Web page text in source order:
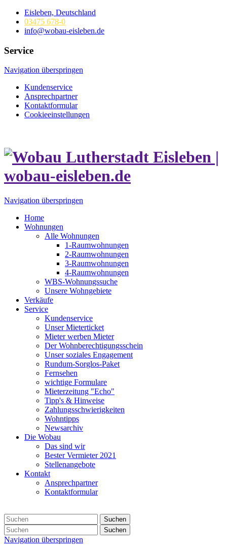
Eisleben, Deutschland
03475 678-0
info@wobau-eisleben.de
Service
Navigation überspringen
Kundenservice
Ansprechpartner
Kontaktformular
Cookieeinstellungen
Navigation überspringen
Home
Wohnungen
Alle Wohnungen
1-Raumwohnungen
2-Raumwohnungen
3-Raumwohnungen
4-Raumwohnungen
WBS-Wohnungssuche
Unsere Wohngebiete
Verkäufe
Service
Kundenservice
Unser Mieterticket
Mieter werben Mieter
Der Wohnberechtigungsschein
Unser soziales Engagement
Rundum-Sorglos-Paket
Fernsehen
wichtige Formulare
Mieterzeitung "Echo"
Tipp's & Hinweise
Zahlungsschwierigkeiten
Wohntipps
Newsarchiv
Die Wobau
Das sind wir
Bester Vermieter 2021
Stellenangebote
Kontakt
Ansprechpartner
Kontaktformular
Suchen
Suchen
Navigation überspringen